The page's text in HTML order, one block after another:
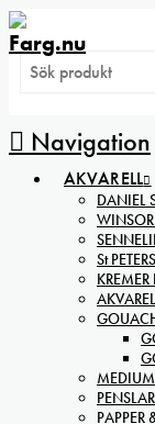
Navigation
AKVARELL
DANIEL
St